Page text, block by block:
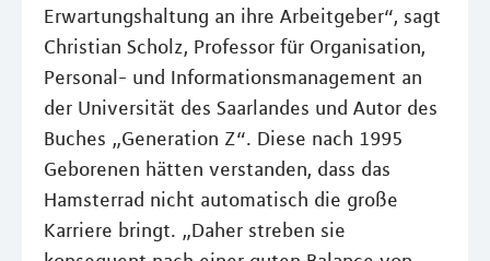
Erwartungshaltung an ihre Arbeitgeber“, sagt
Christian Scholz, Professor für Organisation,
Personal- und Informationsmanagement an
der Universität des Saarlandes und Autor des
Buches „Generation Z“. Diese nach 1995
Geborenen hätten verstanden, dass das
Hamsterrad nicht automatisch die große
Karriere bringt. „Daher streben sie